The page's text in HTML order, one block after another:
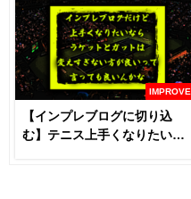
IMPROVE
【インプレブログに切り込
む】テニス上手くなりたいな